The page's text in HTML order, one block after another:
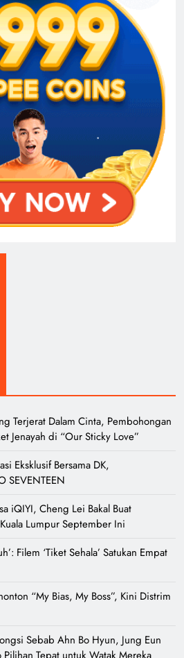
Terjerat Dalam Cinta, Pembohongan
Jenayah di “Our Sticky Love”
Eksklusif Bersama DK,
SEVENTEEN
iQIYI, Cheng Lei Bakal Buat
Lumpur September Ini
Filem ‘Tiket Sehala’ Satukan Empat
“My Bias, My Boss”, Kini Distrim
Sebab Ahn Bo Hyun, Jung Eun